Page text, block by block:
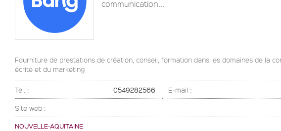
communication...
Fourniture de prestations de création, conseil, formation dans les domaines de la
écrite et du marketing
Tel. : 0549282566 E-mail :
Site web :
NOUVELLE-AQUITAINE